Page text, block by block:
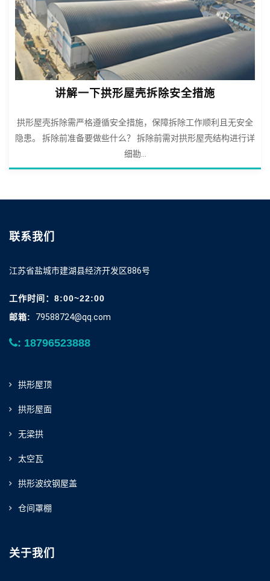
讲解一下拱形屋壳拆除安全措施
拱形屋壳拆除需严格遵循安全措施，保障拆除工作顺利且无安全
隐患。 拆除前准备要做些什么？ 拆除前需对拱形屋壳结构进行详
细勘...
联系我们
江苏省盐城市建湖县经济开发区886号
工作时间：8:00~22:00
邮箱:
79588724@qq.com
: 18796523888
拱形屋顶
拱形屋面
无梁拱
太空瓦
拱形波纹钢屋盖
仓间罩棚
关于我们